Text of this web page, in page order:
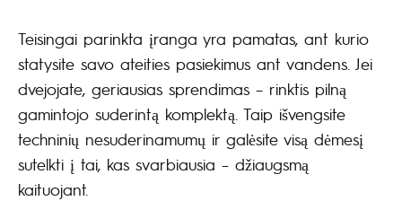
Teisingai parinkta įranga yra pamatas, ant kurio
statysite savo ateities pasiekimus ant vandens. Jei
dvejojate, geriausias sprendimas – rinktis pilną
gamintojo suderintą komplektą. Taip išvengsite
techninių nesuderinamumų ir galėsite visą dėmesį
sutelkti į tai, kas svarbiausia – džiaugsmą
kaituojant.